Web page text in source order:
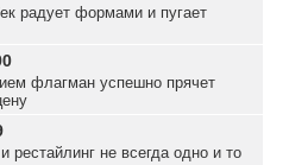
радует формами и пугает
флагман успешно прячет
рестайлинг не всегда одно и то